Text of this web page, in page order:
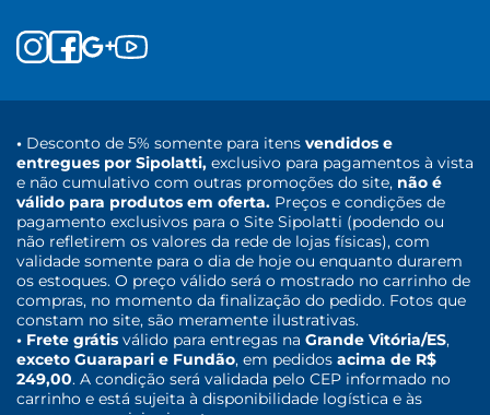
• Desconto de 5% somente para itens vendidos e
entregues por Sipolatti, exclusivo para pagamentos à vista
e não cumulativo com outras promoções do site, não é
válido para produtos em oferta. Preços e condições de
pagamento exclusivos para o Site Sipolatti (podendo ou
não refletirem os valores da rede de lojas físicas), com
validade somente para o dia de hoje ou enquanto durarem
os estoques. O preço válido será o mostrado no carrinho de
compras, no momento da finalização do pedido. Fotos que
constam no site, são meramente ilustrativas.
• Frete grátis válido para entregas na Grande Vitória/ES,
exceto Guarapari e Fundão, em pedidos acima de R$
249,00. A condição será validada pelo CEP informado no
carrinho e está sujeita à disponibilidade logística e às